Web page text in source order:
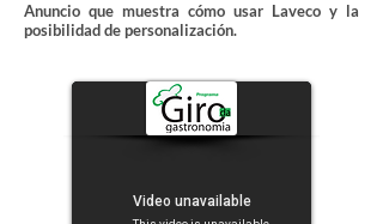
Anuncio que muestra cómo usar Laveco y la
posibilidad de personalización.